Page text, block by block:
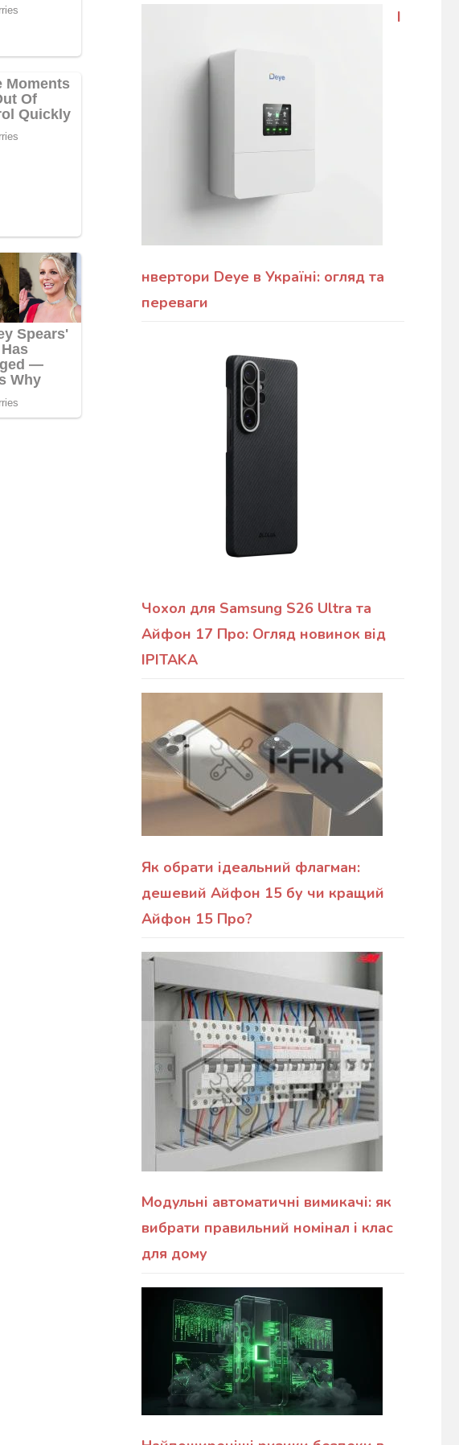
І
нвертори Deye в Україні: огляд та
переваги
Чохол для Samsung S26 Ultra та
Айфон 17 Про: Огляд новинок від
IPITAKA
Як обрати ідеальний флагман:
дешевий Айфон 15 бу чи кращий
Айфон 15 Про?
Модульні автоматичні вимикачі: як
вибрати правильний номінал і клас
для дому